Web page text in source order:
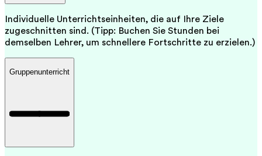
Individuelle Unterrichtseinheiten, die auf Ihre Ziele
zugeschnitten sind. (Tipp: Buchen Sie Stunden bei
demselben Lehrer, um schnellere Fortschritte zu erzielen.)
Gruppenunterricht